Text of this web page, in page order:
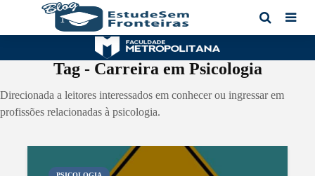
Tag - Carreira em Psicologia
Direcionada a leitores interessados em conhecer ou ingressar em
profissões relacionadas à psicologia.